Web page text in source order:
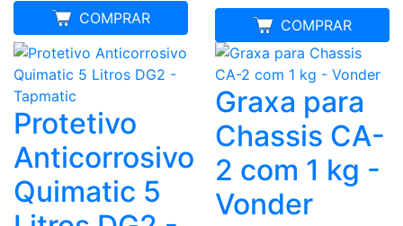
COMPRAR
COMPRAR
MELHOR PREÇO
Protetivo
Anticorrosivo
Quimatic 5
Graxa para
Chassis CA-
2 com 1 kg -
Vonder